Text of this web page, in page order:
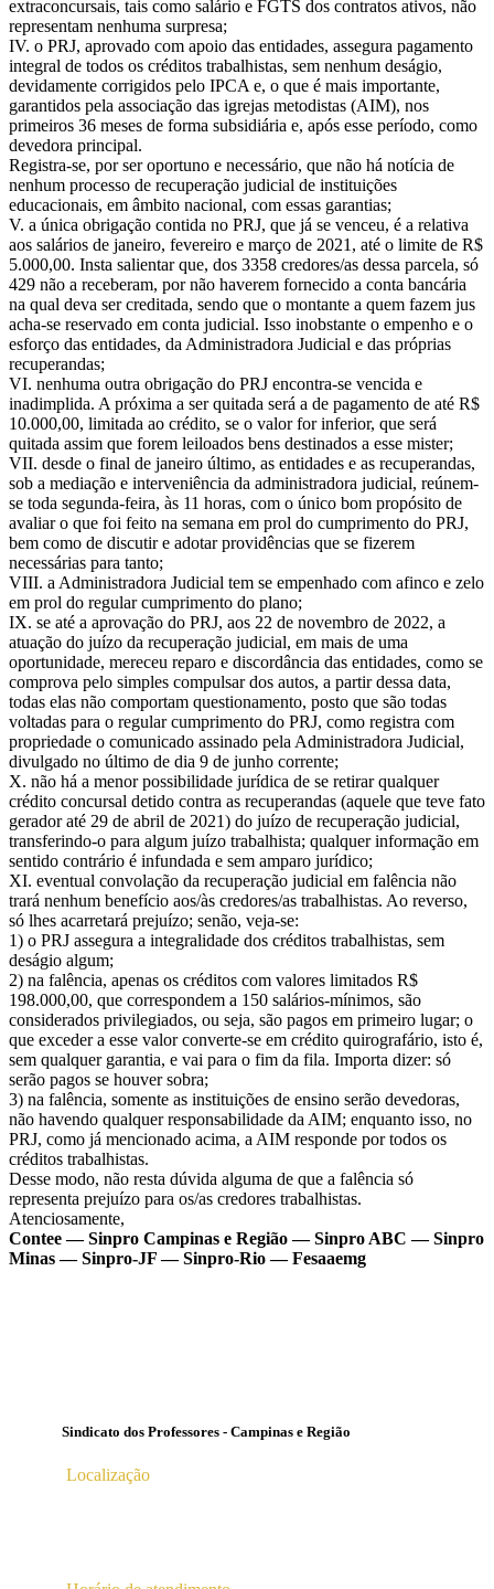
extraconcursais, tais como salário e FGTS dos contratos ativos, não
representam nenhuma surpresa;
IV. o PRJ, aprovado com apoio das entidades, assegura pagamento
integral de todos os créditos trabalhistas, sem nenhum deságio,
devidamente corrigidos pelo IPCA e, o que é mais importante,
garantidos pela associação das igrejas metodistas (AIM), nos
primeiros 36 meses de forma subsidiária e, após esse período, como
devedora principal.
Registra-se, por ser oportuno e necessário, que não há notícia de
nenhum processo de recuperação judicial de instituições
educacionais, em âmbito nacional, com essas garantias;
V. a única obrigação contida no PRJ, que já se venceu, é a relativa
aos salários de janeiro, fevereiro e março de 2021, até o limite de R$
5.000,00. Insta salientar que, dos 3358 credores/as dessa parcela, só
429 não a receberam, por não haverem fornecido a conta bancária
na qual deva ser creditada, sendo que o montante a quem fazem jus
acha-se reservado em conta judicial. Isso inobstante o empenho e o
esforço das entidades, da Administradora Judicial e das próprias
recuperandas;
VI. nenhuma outra obrigação do PRJ encontra-se vencida e
inadimplida. A próxima a ser quitada será a de pagamento de até R$
10.000,00, limitada ao crédito, se o valor for inferior, que será
quitada assim que forem leiloados bens destinados a esse mister;
VII. desde o final de janeiro último, as entidades e as recuperandas,
sob a mediação e interveniência da administradora judicial, reúnem-
se toda segunda-feira, às 11 horas, com o único bom propósito de
avaliar o que foi feito na semana em prol do cumprimento do PRJ,
bem como de discutir e adotar providências que se fizerem
necessárias para tanto;
VIII. a Administradora Judicial tem se empenhado com afinco e zelo
em prol do regular cumprimento do plano;
IX. se até a aprovação do PRJ, aos 22 de novembro de 2022, a
atuação do juízo da recuperação judicial, em mais de uma
oportunidade, mereceu reparo e discordância das entidades, como se
comprova pelo simples compulsar dos autos, a partir dessa data,
todas elas não comportam questionamento, posto que são todas
voltadas para o regular cumprimento do PRJ, como registra com
propriedade o comunicado assinado pela Administradora Judicial,
divulgado no último de dia 9 de junho corrente;
X. não há a menor possibilidade jurídica de se retirar qualquer
crédito concursal detido contra as recuperandas (aquele que teve fato
gerador até 29 de abril de 2021) do juízo de recuperação judicial,
transferindo-o para algum juízo trabalhista; qualquer informação em
sentido contrário é infundada e sem amparo jurídico;
XI. eventual convolação da recuperação judicial em falência não
trará nenhum benefício aos/às credores/as trabalhistas. Ao reverso,
só lhes acarretará prejuízo; senão, veja-se:
1) o PRJ assegura a integralidade dos créditos trabalhistas, sem
deságio algum;
2) na falência, apenas os créditos com valores limitados R$
198.000,00, que correspondem a 150 salários-mínimos, são
considerados privilegiados, ou seja, são pagos em primeiro lugar; o
que exceder a esse valor converte-se em crédito quirografário, isto é,
sem qualquer garantia, e vai para o fim da fila. Importa dizer: só
serão pagos se houver sobra;
3) na falência, somente as instituições de ensino serão devedoras,
não havendo qualquer responsabilidade da AIM; enquanto isso, no
PRJ, como já mencionado acima, a AIM responde por todos os
créditos trabalhistas.
Desse modo, não resta dúvida alguma de que a falência só
representa prejuízo para os/as credores trabalhistas.
Atenciosamente,
Contee — Sinpro Campinas e Região — Sinpro ABC — Sinpro
Minas — Sinpro-JF — Sinpro-Rio — Fesaaemg
Sindicato dos Professores - Campinas e Região
Localização